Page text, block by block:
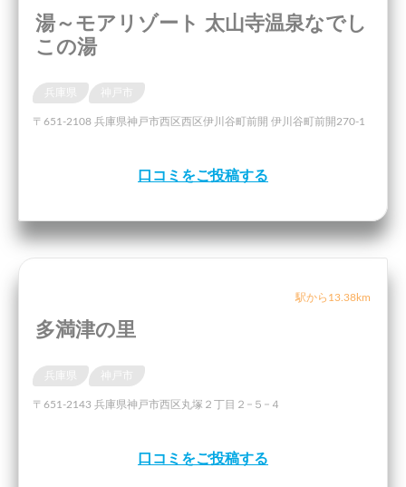
湯～モアリゾート 太山寺温泉なでし
この湯
〒651-2108 兵庫県神戸市西区西区伊川谷町前開 伊川谷町前開270-1
口コミをご投稿する
駅から13.38km
多満津の里
〒651-2143 兵庫県神戸市西区丸塚２丁目２−５−４
口コミをご投稿する